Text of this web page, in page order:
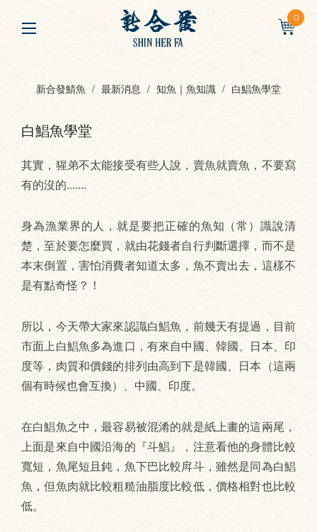
0
新合發鯖魚 最新消息 知魚｜魚知識 白鯧魚學堂
白鯧魚學堂
其實，猩弟不太能接受有些人說，賣魚就賣魚，不要寫
有的沒的.......
身為漁業界的人，就是要把正確的魚知（常）識說清
楚，至於要怎麼買，就由花錢者自行判斷選擇，而不是
本末倒置，害怕消費者知道太多，魚不賣出去，這樣不
是有點奇怪？！
所以，今天帶大家來認識白鯧魚，前幾天有提過，目前
市面上白鯧魚多為進口，有來自中國、韓國、日本、印
度等，肉質和價錢的排列由高到下是韓國、日本（這兩
個有時候也會互換）、中國、印度。
在白鯧魚之中，最容易被混淆的就是紙上畫的這兩尾，
上面是來自中國沿海的『斗鯧』，注意看他的身體比較
寬短，魚尾短且鈍，魚下巴比較戽斗，雖然是同為白鯧
魚，但魚肉就比較粗糙油脂度比較低，價格相對也比較
低。